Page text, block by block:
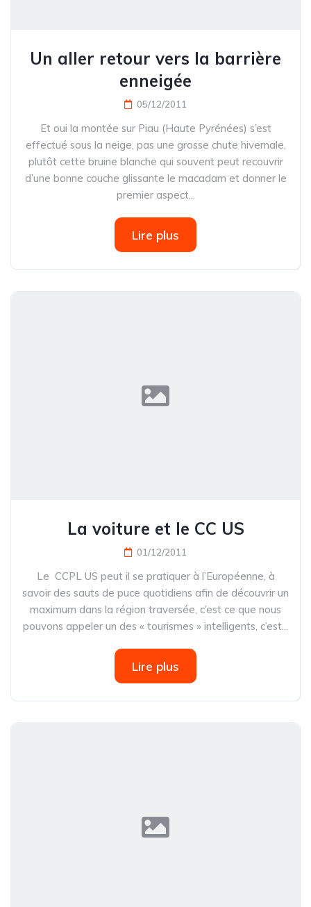
Un aller retour vers la barrière
enneigée
05/12/2011
Et oui la montée sur Piau (Haute Pyrénées) s’est
effectué sous la neige, pas une grosse chute hivernale,
plutôt cette bruine blanche qui souvent peut recouvrir
d’une bonne couche glissante le macadam et donner le
premier aspect...
Lire plus
La voiture et le CC US
01/12/2011
Le CCPL US peut il se pratiquer à l’Européenne, à
savoir des sauts de puce quotidiens afin de découvrir un
maximum dans la région traversée, c’est ce que nous
pouvons appeler un des « tourismes » intelligents, c’est...
Lire plus